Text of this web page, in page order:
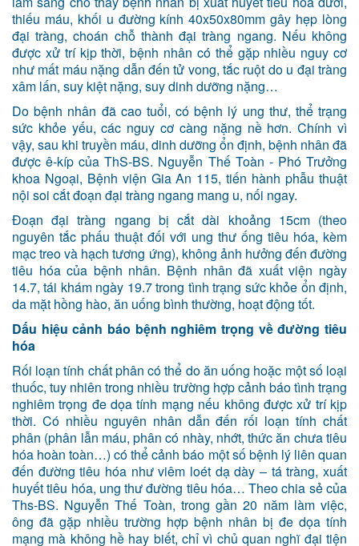
thiếu máu, khối u đường kính 40x50x80mm gây hẹp lòng
đại tràng, choán chỗ thành đại tràng ngang. Nếu không
được xử trí kịp thời, bệnh nhân có thể gặp nhiều nguy cơ
như mất máu nặng dẫn đến tử vong, tắc ruột do u đại tràng
xâm lấn, suy kiệt nặng, suy dinh dưỡng nặng…
Do bệnh nhân đã cao tuổi, có bệnh lý ung thư, thể trạng
sức khỏe yếu, các nguy cơ càng nặng nề hơn. Chính vì
vậy, sau khi truyền máu, dinh dưỡng ổn định, bệnh nhân đã
được ê-kíp của ThS-BS. Nguyễn Thế Toàn - Phó Trưởng
khoa Ngoại, Bệnh viện Gia An 115, tiến hành phẫu thuật
nội soi cắt đoạn đại tràng ngang mang u, nối ngay.
Đoạn đại tràng ngang bị cắt dài khoảng 15cm (theo
nguyên tắc phấu thuật đối với ung thư ống tiêu hóa, kèm
mạc treo và hạch tương ứng), không ảnh hưởng đến đường
tiêu hóa của bệnh nhân. Bệnh nhân đã xuất viện ngày
14.7, tái khám ngày 19.7 trong tình trạng sức khỏe ổn định,
da mặt hồng hào, ăn uống bình thường, hoạt động tốt.
Dấu hiệu cảnh báo bệnh nghiêm trọng về đường tiêu
hóa
Rối loạn tính chất phân có thể do ăn uống hoặc một số loại
thuốc, tuy nhiên trong nhiều trường hợp cảnh báo tình trạng
nghiêm trọng đe dọa tính mạng nếu không được xử trí kịp
thời. Có nhiều nguyên nhân dẫn đến rối loạn tính chất
phân (phân lẫn máu, phân có nhày, nhớt, thức ăn chưa tiêu
hóa hoàn toàn…) có thể cảnh báo một số bệnh lý liên quan
đến đường tiêu hóa như viêm loét dạ dày – tá tràng, xuất
huyết tiêu hóa, ung thư đường tiêu hóa… Theo chia sẻ của
Ths-BS. Nguyễn Thế Toàn, trong gần 20 năm làm việc,
ông đã gặp nhiều trường hợp bệnh nhân bị đe dọa tính
mạng mà không hề hay biết, chỉ vì chủ quan nghĩ đại tiện